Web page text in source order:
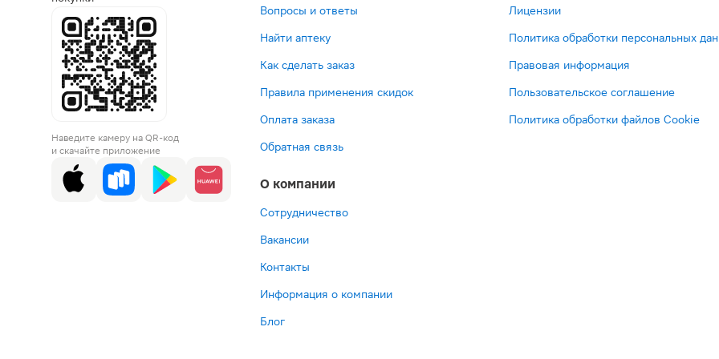
Наведите камеру на QR-код
и скачайте приложение
Вопросы и ответы
Найти аптеку
Как сделать заказ
Правила применения скидок
Оплата заказа
Обратная связь
О компании
Сотрудничество
Вакансии
Контакты
Информация о компании
Блог
Лицензии
Политика обработки персональных
Правовая информация
Пользовательское соглашение
Политика обработки файлов Cookie